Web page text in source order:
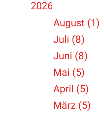
2026
August (1)
Juli (8)
Juni (8)
Mai (5)
April (5)
März (5)